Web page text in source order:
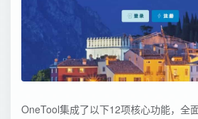
OneTool集成了以下12项核心功能，全